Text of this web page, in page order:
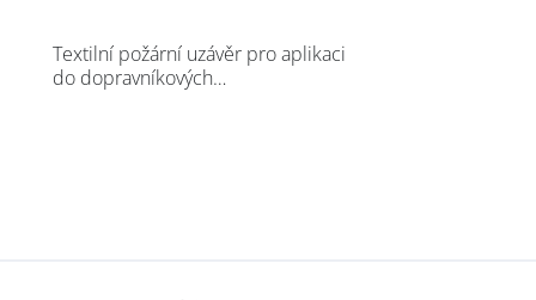
Textilní požární uzávěr pro aplikaci
do dopravníkových…